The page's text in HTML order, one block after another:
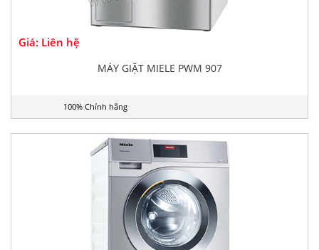
Giá: Liên hệ
MÁY GIẶT MIELE PWM 907
100% Chính hãng